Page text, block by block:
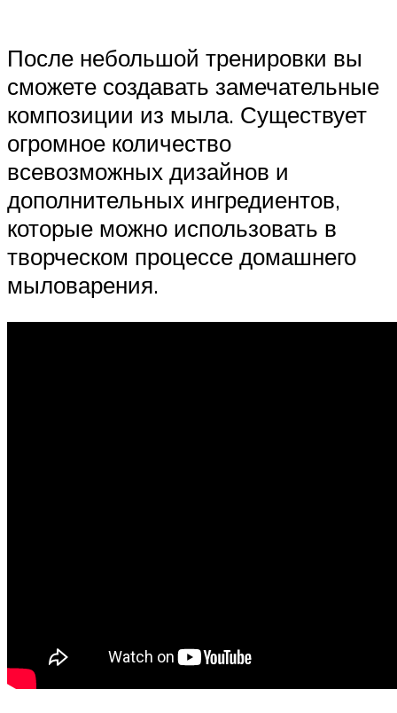
После небольшой тренировки вы
сможете создавать замечательные
композиции из мыла. Существует
огромное количество
всевозможных дизайнов и
дополнительных ингредиентов,
которые можно использовать в
творческом процессе домашнего
мыловарения.